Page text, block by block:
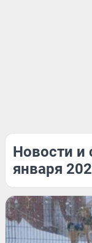
Новости и
января